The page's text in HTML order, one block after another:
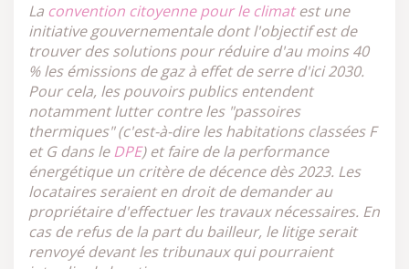
La convention citoyenne pour le climatest une
initiative gouvernementale dont l'objectif est de
trouver des solutions pour réduire d'au moins 40
% les émissions de gaz à effet de serre d'ici 2030.
Pour cela, les pouvoirs publics entendent
notamment lutter contre les "passoires
thermiques" (c'est-à-dire les habitations classées F
et G dans leDPE) et faire de la performance
énergétique un critère de décence dès 2023. Les
locataires seraient en droit de demander au
propriétaire d'effectuer les travaux nécessaires. En
cas de refus de la part du bailleur, le litige serait
renvoyé devant les tribunaux qui pourraient